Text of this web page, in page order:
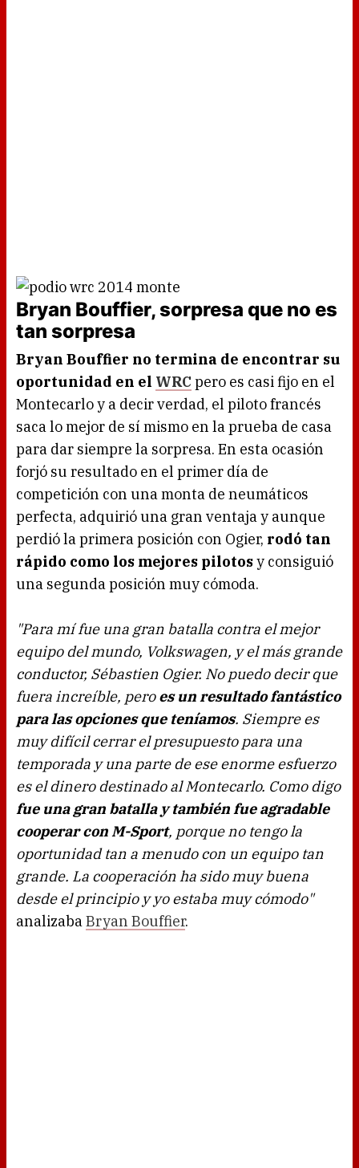
Bryan Bouffier, sorpresa que no es
tan sorpresa
Bryan Bouffier no termina de encontrar su
oportunidad en el WRC pero es casi fijo en el
Montecarlo y a decir verdad, el piloto francés
saca lo mejor de sí mismo en la prueba de casa
para dar siempre la sorpresa. En esta ocasión
forjó su resultado en el primer día de
competición con una monta de neumáticos
perfecta, adquirió una gran ventaja y aunque
perdió la primera posición con Ogier, rodó tan
rápido como los mejores pilotosy consiguió
una segunda posición muy cómoda.
"Para mí fue una gran batalla contra el mejor
equipo del mundo, Volkswagen, y el más grande
conductor, Sébastien Ogier. No puedo decir que
fuera increíble, peroes un resultado fantástico
para las opciones que teníamos. Siempre es
muy difícil cerrar el presupuesto para una
temporada y una parte de ese enorme esfuerzo
es el dinero destinado al Montecarlo. Como digo
fue una gran batalla y también fue agradable
cooperar con M-Sport, porque no tengo la
oportunidad tan a menudo con un equipo tan
grande. La cooperación ha sido muy buena
desde el principio y yo estaba muy cómodo"
analizabaBryan Bouffier.